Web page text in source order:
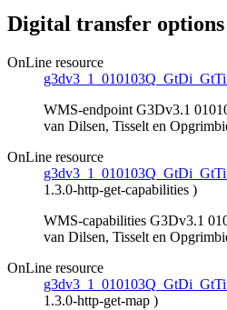
Digital transfer options
OnLine resource
WMS-endpoint G3Dv3.1
van Dilsen, Tisselt en
OnLine resource
1.3.0-http-get-capabilities )
WMS-capabilities G3Dv3.1
van Dilsen, Tisselt en
OnLine resource
1.3.0-http-get-map )